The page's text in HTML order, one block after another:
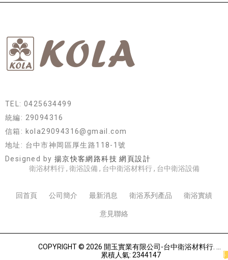
TEL: 0425634499
統編: 29094316
信箱: kola29094316@gmail.com
地址: 台中市神岡區厚生路118-1號
Designed by 揚京快客網路科技 網頁設計
衛浴材料行 衛浴設備 台中衛浴材料行 台中衛浴設備
回首頁 公司簡介 最新消息 衛浴系列產品 衛浴實績
意見聯絡
累積人氣: 2344147